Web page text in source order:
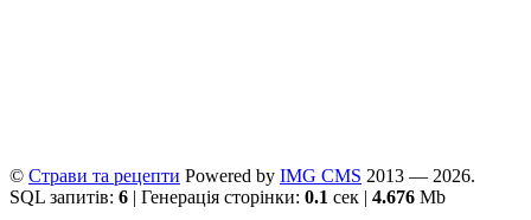
© Страви та рецепти Powered by ІMG CMS 2013 — 2026.
SQL запитів: 6 | Генерація сторінки: 0.1 сек | 4.676 Mb